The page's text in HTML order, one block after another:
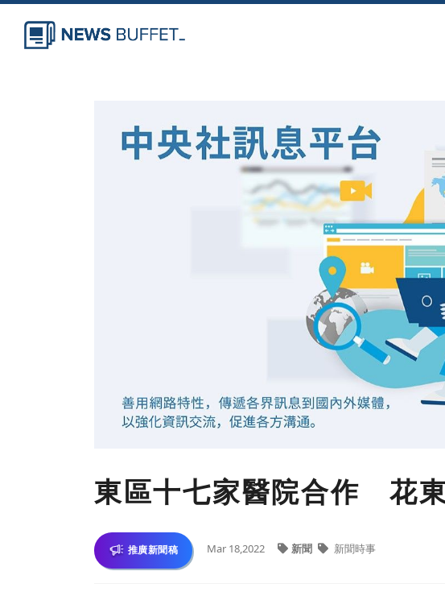
東區十七家醫院合作 花
推廣新聞稿 Mar 18,2022 新聞 新聞時事